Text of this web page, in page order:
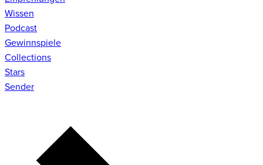
Wissen
Podcast
Gewinnspiele
Collections
Stars
Sender